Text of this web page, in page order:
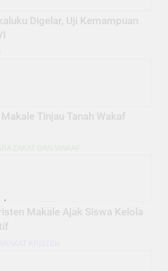
Digelar, Uji Kemampuan
Tinjau Tanah Wakaf
ZAKAT DAN WAKAF
Makale Ajak Siswa Kelola